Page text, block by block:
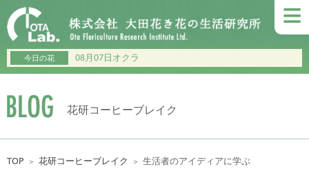
≡
今日の花 08月07日オクラ
花研コーヒーブレイク
TOP ＞ 花研コーヒーブレイク ＞ 生活者のアイディアに学ぶ